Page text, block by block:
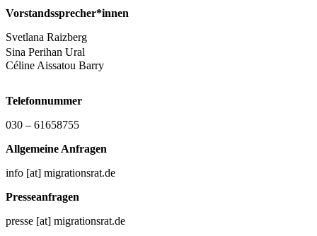
Vorstandssprecher*innen
Svetlana Raizberg
Sina Perihan Ural
Céline Aissatou Barry
Telefonnummer
030 – 61658755
Allgemeine Anfragen
info [at] migrationsrat.de
Presseanfragen
presse [at] migrationsrat.de